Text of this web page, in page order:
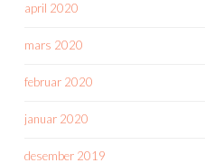
april 2020
mars 2020
februar 2020
januar 2020
desember 2019